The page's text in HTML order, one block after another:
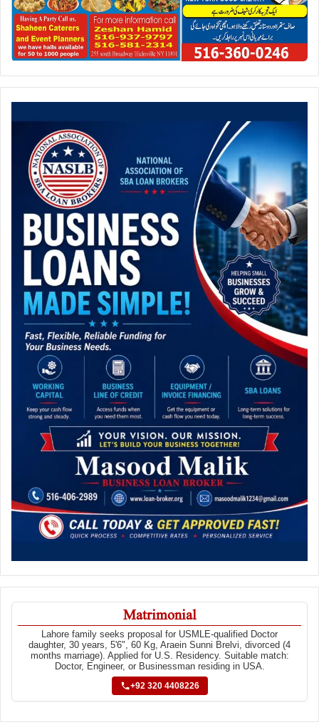
Matrimonial
Lahore family seeks proposal for USMLE-qualified Doctor
daughter, 30 years, 5'6", 60 Kg, Araein Sunni Brelvi, divorced (4
months marriage). Applied for U.S. Residency. Suitable match:
Doctor, Engineer, or Businessman residing in USA.
+92 320 4408226